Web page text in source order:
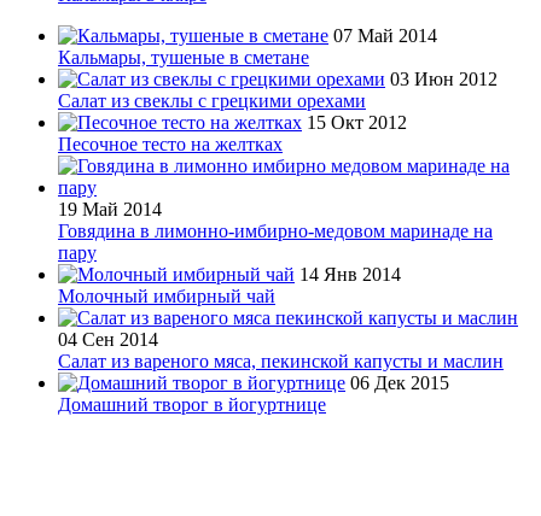
07 Май 2014
Кальмары, тушеные в сметане
03 Июн 2012
Салат из свеклы с грецкими орехами
15 Окт 2012
Песочное тесто на желтках
19 Май 2014
Говядина в лимонно-имбирно-медовом маринаде на
пару
14 Янв 2014
Молочный имбирный чай
04 Сен 2014
Салат из вареного мяса, пекинской капусты и маслин
06 Дек 2015
Домашний творог в йогуртнице